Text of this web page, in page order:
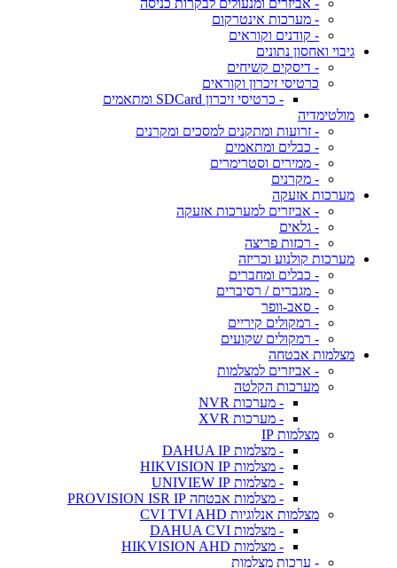
- אביזרים ומנעולים לבקרות כניסה
- מערכות אינטרקום
- קודנים וקוראים
גיבוי ואחסון נתונים
- דיסקים קשיחים
כרטיסי זיכרון וקוראים
- כרטיסי זיכרון SDCard ומתאמים
מולטימדיה
- זרועות ומתקנים למסכים ומקרנים
- כבלים ומתאמים
- ממירים וסטרימרים
- מקרנים
מערכות אזעקה
- אביזרים למערכות אזעקה
- גלאים
- רכזות פריצה
מערכות קולנוע וכריזה
- כבלים ומחברים
- מגברים / רסיברים
- סאב-וופר
- רמקולים קיריים
- רמקולים שקועים
מצלמות אבטחה
- אביזרים למצלמות
מערכות הקלטה
- מערכות NVR
- מערכות XVR
מצלמות IP
- מצלמות DAHUA IP
- מצלמות HIKVISION IP
- מצלמות UNIVIEW IP
- מצלמות אבטחה PROVISION ISR IP
מצלמות אנלוגיות CVI TVI AHD
- מצלמות DAHUA CVI
- מצלמות HIKVISION AHD
- ערכות מצלמות